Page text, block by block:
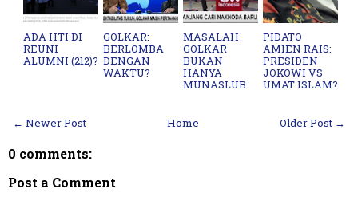
ADA HTI DI
REUNI
ALUMNI (212)?
GOLKAR:
BERLOMBA
DENGAN
WAKTU?
MASALAH
GOLKAR
BUKAN
HANYA
MUNASLUB
PIDATO
AMIEN RAIS:
PRESIDEN
JOKOWI VS
UMAT ISLAM?
← Newer Post Older Post →
Home
0 comments:
Post a Comment